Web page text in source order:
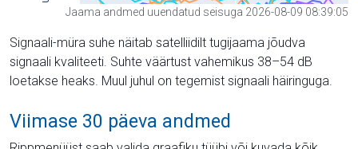
Jaama andmed uuendatud seisuga 2026-08-09 08:39:05
Signaali-müra suhe näitab satelliidilt tugijaama jõudva
signaali kvaliteeti. Suhte väärtust vahemikus 38–54 dB
loetakse heaks. Muul juhul on tegemist signaali häiringuga.
Viimase 30 päeva andmed